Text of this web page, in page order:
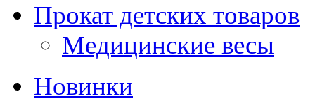
Прокат детских товаров
Медицинские весы
Новинки